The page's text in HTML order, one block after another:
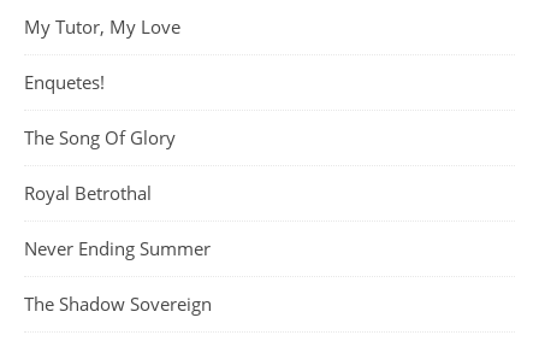
My Tutor, My Love
Enquetes!
The Song Of Glory
Royal Betrothal
Never Ending Summer
The Shadow Sovereign